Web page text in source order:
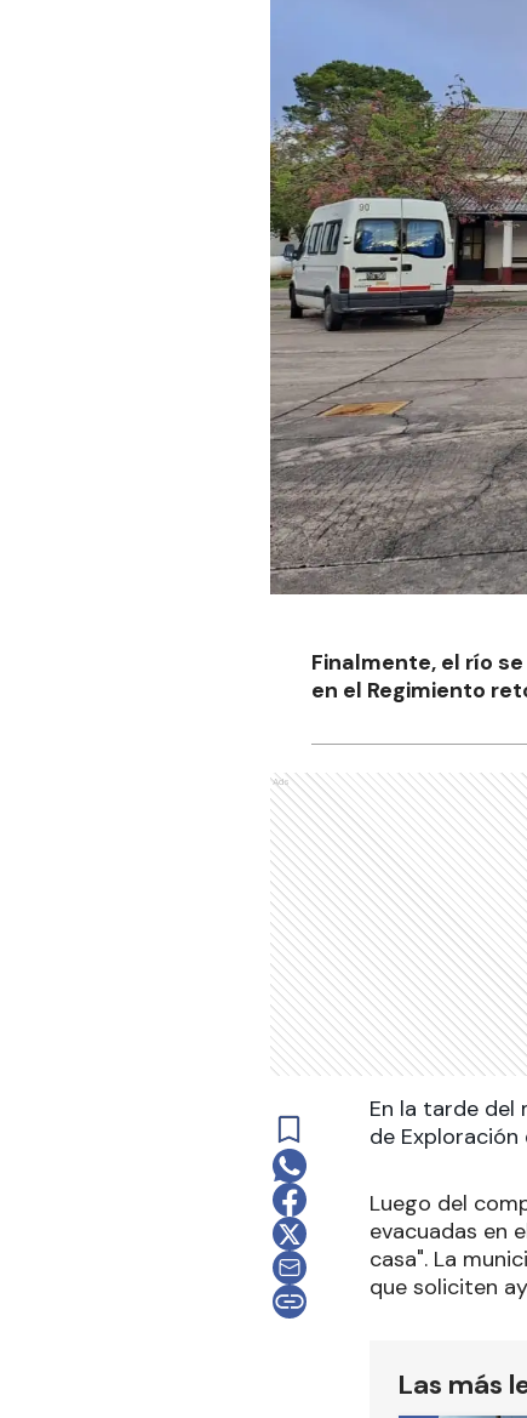
Finalmente, el río
en el Regimiento
Ads
En la tarde del
de Exploración
Luego del
evacuadas en
casa". La
que soliciten
Las más